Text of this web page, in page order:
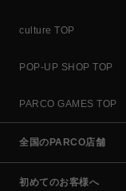
culture TOP
POP-UP SHOP TOP
PARCO GAMES TOP
全国のPARCO店舗
初めてのお客様へ